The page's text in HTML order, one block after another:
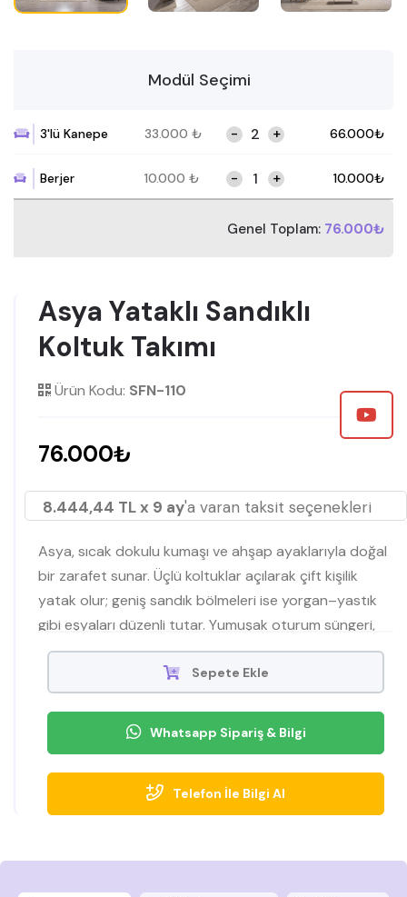
Modül Seçimi
3'lü Kanepe 33.000 ₺ - + 66.000₺
Berjer 10.000 ₺ - + 10.000₺
Genel Toplam: 76.000₺
Asya Yataklı Sandıklı
Koltuk Takımı
Ürün Kodu: SFN-110
76.000₺
8.444,44 TL x 9 ay'a varan taksit seçenekleri
Asya, sıcak dokulu kumaşı ve ahşap ayaklarıyla doğal
bir zarafet sunar. Üçlü koltuklar açılarak çift kişilik
yatak olur; geniş sandık bölmeleri ise yorgan–yastık
gibi eşyaları düzenli tutar. Yumuşak oturum süngeri,
destekleyici sırt minderleri ve kolay temizlenen
döşemesiyle günlük kullanıma dayanıklıdır. Şık düğme
detayları ve silindirik kol yapısı modern-neo klasik
çizgiyi tamamlar.
Sepete Ekle
Whatsapp Sipariş & Bilgi
Telefon İle Bilgi Al